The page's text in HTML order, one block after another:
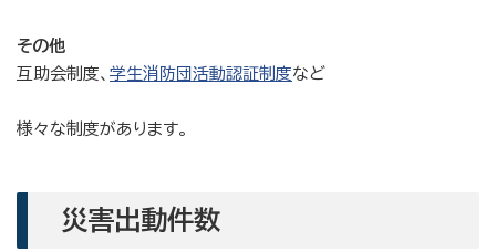
その他
互助会制度、 学生消防団活動認証制度など
様々な制度があります。
災害出動件数